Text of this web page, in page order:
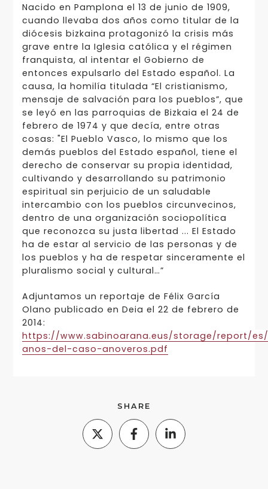
Nacido en Pamplona el 13 de junio de 1909,
cuando llevaba dos años como titular de la
diócesis bizkaina protagonizó la crisis más
grave entre la Iglesia católica y el régimen
franquista, al intentar el Gobierno de
entonces expulsarlo del Estado español. La
causa, la homilía titulada “El cristianismo,
mensaje de salvación para los pueblos”, que
se leyó en las parroquias de Bizkaia el 24 de
febrero de 1974 y que decía, entre otras
cosas: "El Pueblo Vasco, lo mismo que los
demás pueblos del Estado español, tiene el
derecho de conservar su propia identidad,
cultivando y desarrollando su patrimonio
espiritual sin perjuicio de un saludable
intercambio con los pueblos circunvecinos,
dentro de una organización sociopolítica
que reconozca su justa libertad ... El Estado
ha de estar al servicio de las personas y de
los pueblos y ha de respetar sinceramente el
pluralismo social y cultural…”
Adjuntamos un reportaje de Félix García
Olano publicado en Deia el 22 de febrero de
2014:
https://www.sabinoarana.eus/storage/report/
anos-del-caso-anoveros.pdf
SHARE